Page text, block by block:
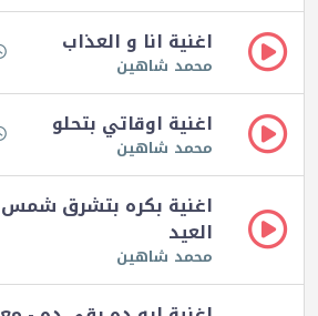
اغنية انا و العذاب
محمد شاهين
اغنية اوقاتي بتحلو
محمد شاهين
اغنية بكره بتشرق شمس
العيد
محمد شاهين